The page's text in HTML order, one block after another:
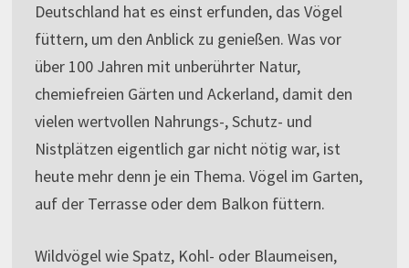
Deutschland hat es einst erfunden, das Vögel
füttern, um den Anblick zu genießen. Was vor
über 100 Jahren mit unberührter Natur,
chemiefreien Gärten und Ackerland, damit den
vielen wertvollen Nahrungs-, Schutz- und
Nistplätzen eigentlich gar nicht nötig war, ist
heute mehr denn je ein Thema. Vögel im Garten,
auf der Terrasse oder dem Balkon füttern.
Wildvögel wie Spatz, Kohl- oder Blaumeisen,